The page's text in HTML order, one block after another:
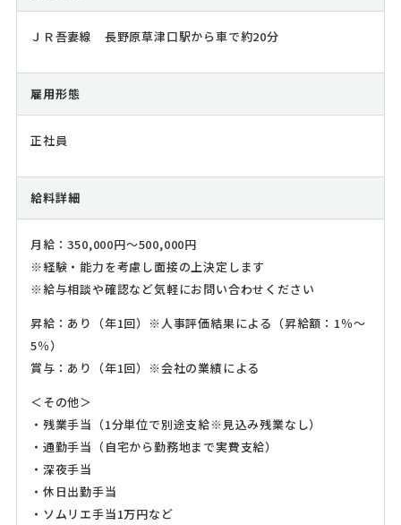
ＪＲ吾妻線 長野原草津口駅から車で約20分
雇用形態
正社員
給料詳細
月給：350,000円～500,000円
※経験・能力を考慮し面接の上決定します
※給与相談や確認など気軽にお問い合わせください
昇給：あり（年1回）※人事評価結果による（昇給額：1％～
5％）
賞与：あり（年1回）※会社の業績による
＜その他＞
・残業手当（1分単位で別途支給※見込み残業なし）
・通勤手当（自宅から勤務地まで実費支給）
・深夜手当
・休日出勤手当
・ソムリエ手当1万円など